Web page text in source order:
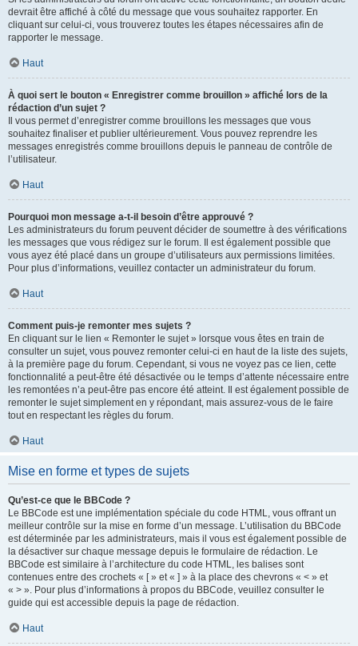
devrait être affiché à côté du message que vous souhaitez rapporter. En
cliquant sur celui-ci, vous trouverez toutes les étapes nécessaires afin de
rapporter le message.
Haut
À quoi sert le bouton « Enregistrer comme brouillon » affiché lors de la
rédaction d’un sujet ?
Il vous permet d’enregistrer comme brouillons les messages que vous
souhaitez finaliser et publier ultérieurement. Vous pouvez reprendre les
messages enregistrés comme brouillons depuis le panneau de contrôle de
l’utilisateur.
Haut
Pourquoi mon message a-t-il besoin d’être approuvé ?
Les administrateurs du forum peuvent décider de soumettre à des vérifications
les messages que vous rédigez sur le forum. Il est également possible que
vous ayez été placé dans un groupe d’utilisateurs aux permissions limitées.
Pour plus d’informations, veuillez contacter un administrateur du forum.
Haut
Comment puis-je remonter mes sujets ?
En cliquant sur le lien « Remonter le sujet » lorsque vous êtes en train de
consulter un sujet, vous pouvez remonter celui-ci en haut de la liste des sujets,
à la première page du forum. Cependant, si vous ne voyez pas ce lien, cette
fonctionnalité a peut-être été désactivée ou le temps d’attente nécessaire entre
les remontées n’a peut-être pas encore été atteint. Il est également possible de
remonter le sujet simplement en y répondant, mais assurez-vous de le faire
tout en respectant les règles du forum.
Haut
Mise en forme et types de sujets
Qu’est-ce que le BBCode ?
Le BBCode est une implémentation spéciale du code HTML, vous offrant un
meilleur contrôle sur la mise en forme d’un message. L’utilisation du BBCode
est déterminée par les administrateurs, mais il vous est également possible de
la désactiver sur chaque message depuis le formulaire de rédaction. Le
BBCode est similaire à l’architecture du code HTML, les balises sont
contenues entre des crochets « [ » et « ] » à la place des chevrons « < » et
« > ». Pour plus d’informations à propos du BBCode, veuillez consulter le
guide qui est accessible depuis la page de rédaction.
Haut